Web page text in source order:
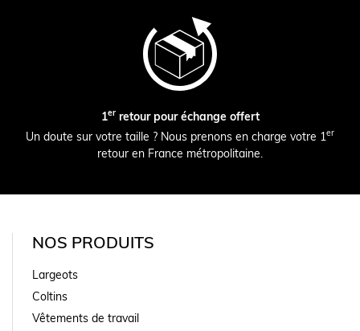
1erretour pour échange offert
Un doute sur votre taille ? Nous prenons en charge votre 1er
retour en France métropolitaine.
NOS PRODUITS
Largeots
Coltins
Vêtements de travail